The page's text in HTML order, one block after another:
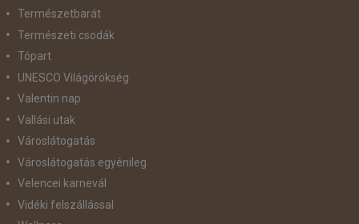
Természetbarát
Természeti csodák
Tópart
UNESCO Világörökség
Valentin nap
Vallási utak
Városlátogatás
Városlátogatás egyénileg
Velencei karnevál
Vidéki felszállással